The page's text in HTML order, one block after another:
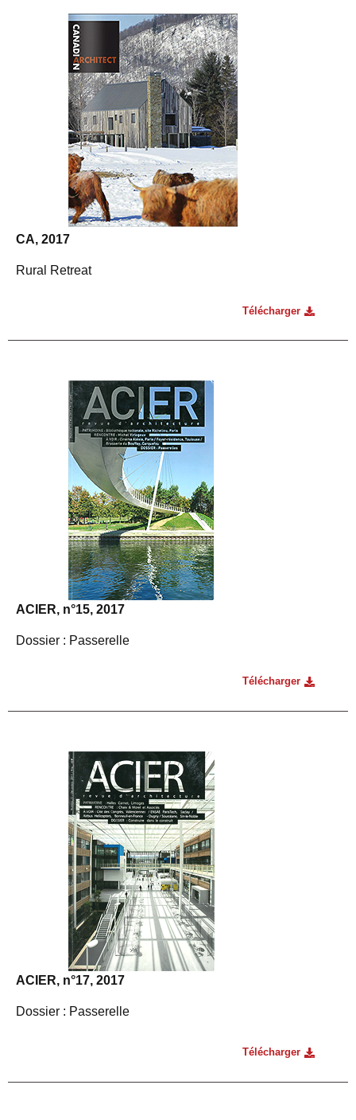
CA, 2017
Rural Retreat
Télécharger
ACIER, n°15, 2017
Dossier : Passerelle
Télécharger
ACIER, n°17, 2017
Dossier : Passerelle
Télécharger